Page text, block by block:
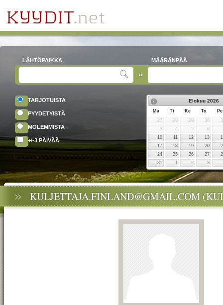
LÄHTÖPAIKKA MÄÄRÄNPÄÄ
TARJOTUISTA
PYYDETYISTÄ
MOLEMMISTA
+/-3 PÄIVÄÄ
Elokuu 2026
Ma Ti Ke To
Pe
27
28 29 30
3
4 5
6
10
11 12 13
17
18 19 20
24
25 26 27
31
1 2 3
KULJETTAJA.FINLAND@GMAIL.COM